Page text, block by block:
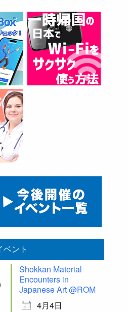
ベント
Shokkan Material
Encounters in
Japanese Art @ROM
4月4日